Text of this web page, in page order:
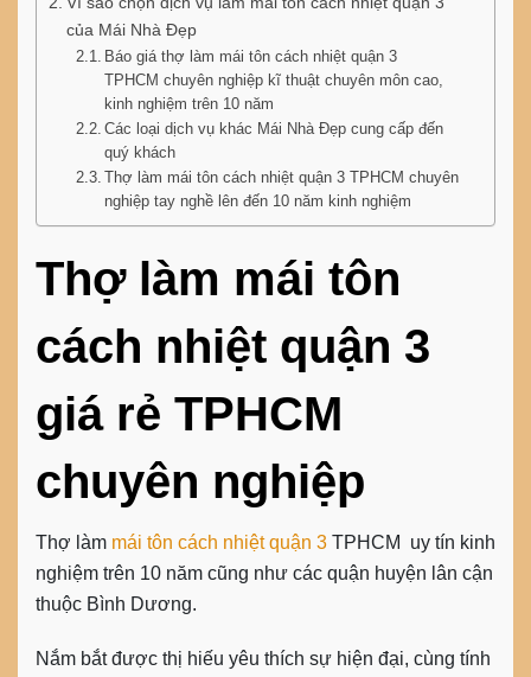
của Mái Nhà Đẹp
Báo giá thợ làm mái tôn cách nhiệt quận 3
TPHCM chuyên nghiệp kĩ thuật chuyên môn cao,
kinh nghiệm trên 10 năm
Các loại dịch vụ khác Mái Nhà Đẹp cung cấp đến
quý khách
Thợ làm mái tôn cách nhiệt quận 3 TPHCM chuyên
nghiệp tay nghề lên đến 10 năm kinh nghiệm
Thợ làm mái tôn
cách nhiệt quận 3
giá rẻ TPHCM
chuyên nghiệp
Thợ làm mái tôn cách nhiệt quận 3 TPHCM uy tín kinh
nghiệm trên 10 năm cũng như các quận huyện lân cận
thuộc Bình Dương.
Nắm bắt được thị hiếu yêu thích sự hiện đại, cùng tính